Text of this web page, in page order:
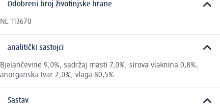
Odobreni broj životinjske hrane
NL 113670
analitički sastojci
Bjelančevine 9,0%, sadržaj masti 7,0%, sirova vlaknina 0,8%,
anorganska tvar 2,0%, vlaga 80,5%
Sastav